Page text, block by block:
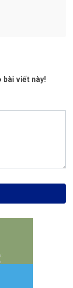
bài viết này!